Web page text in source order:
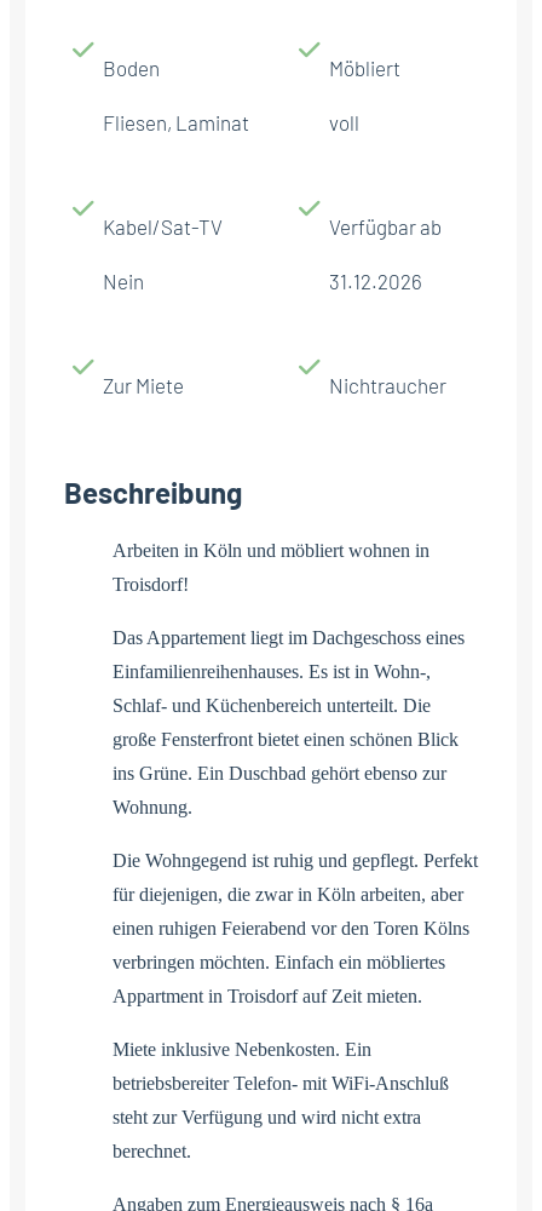
Boden
Fliesen, Laminat
Möbliert
voll
Kabel/Sat-TV
Nein
Verfügbar ab
31.12.2026
Zur Miete Nichtraucher
Beschreibung
Arbeiten in Köln und möbliert wohnen in
Troisdorf!
Das Appartement liegt im Dachgeschoss eines
Einfamilienreihenhauses. Es ist in Wohn-,
Schlaf- und Küchenbereich unterteilt. Die
große Fensterfront bietet einen schönen Blick
ins Grüne. Ein Duschbad gehört ebenso zur
Wohnung.
Die Wohngegend ist ruhig und gepflegt. Perfekt
für diejenigen, die zwar in Köln arbeiten, aber
einen ruhigen Feierabend vor den Toren Kölns
verbringen möchten. Einfach ein möbliertes
Appartment in Troisdorf auf Zeit mieten.
Miete inklusive Nebenkosten. Ein
betriebsbereiter Telefon- mit WiFi-Anschluß
steht zur Verfügung und wird nicht extra
berechnet.
Angaben zum Energieausweis nach § 16a